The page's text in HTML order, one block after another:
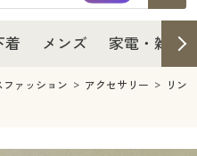
着 メンズ 家電・雑貨
ファッション アクセサリー リン